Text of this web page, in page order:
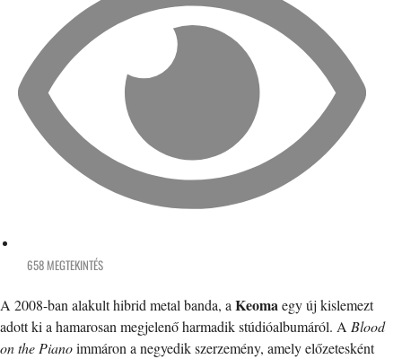
658 MEGTEKINTÉS
A 2008-ban alakult hibrid metal banda, a Keomaegy új kislemezt
adott ki a hamarosan megjelenő harmadik stúdióalbumáról. A Blood
on the Pianoimmáron a negyedik szerzemény, amely előzetesként